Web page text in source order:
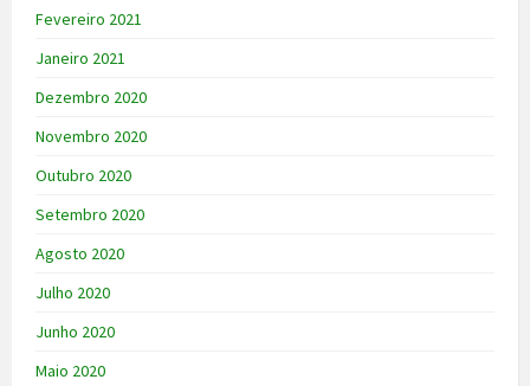
Fevereiro 2021
Janeiro 2021
Dezembro 2020
Novembro 2020
Outubro 2020
Setembro 2020
Agosto 2020
Julho 2020
Junho 2020
Maio 2020